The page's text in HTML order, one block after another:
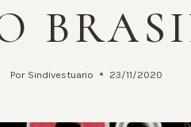
Por Sindivestuario 23/11/2020